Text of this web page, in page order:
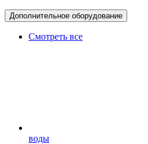
Дополнительное оборудование
Смотреть все
воды